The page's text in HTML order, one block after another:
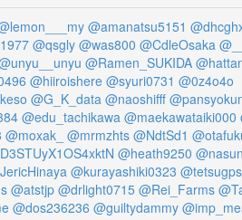
@amanatsu5151
@qsgly @was800 @CdleOsaka
@Ramen_SUKIDA
@hiiroishere @syuri0731 @0z4o4o
@G_K_data @naoshifff
@edu_tachikawa @maekawataiki000
@moxak_ @mrmzhts @NdtSd1
@heath9250
@kurayashiki0323 @tetsugps
@atstjp @drlight0715 @Rei_Farms
@dos236236 @guiltydammy